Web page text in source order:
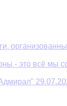
- это всё мы